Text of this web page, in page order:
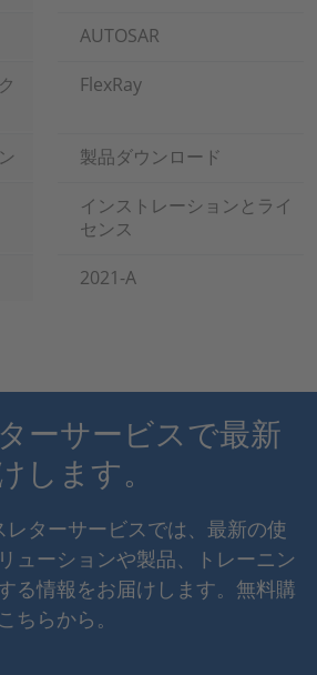
AUTOSAR
FlexRay
製品ダウンロード
インストレーションとライ
センス
2021-A
ーサービスで最新
します。
レターサービスでは、最新の使
ューションや製品、トレーニン
る情報をお届けします。無料購
ちらから。